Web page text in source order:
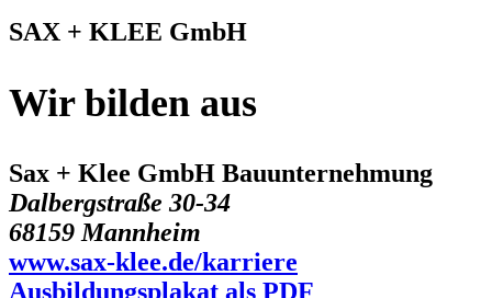
SAX + KLEE GmbH
Wir bilden aus
Sax + Klee GmbH Bauunternehmung
Dalbergstraße 30-34
68159 Mannheim
www.sax-klee.de/karriere
Ausbildungsplakat als PDF